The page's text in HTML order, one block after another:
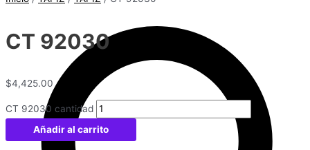
CT 92030
$4,425.00
CT 92030 cantidad
Añadir al carrito